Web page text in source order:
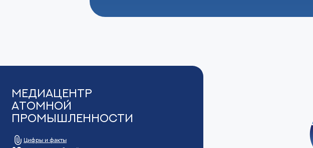
Медиацентр
Атомной
Промышленности
Цифры и факты